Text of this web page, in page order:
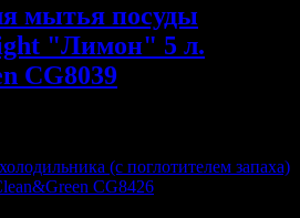
мытья посуды
"Лимон" 5 л.
CG8039